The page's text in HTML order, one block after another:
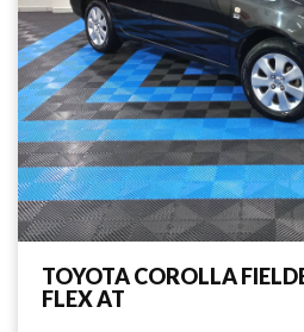
TOYOTA COROLLA
FLEX AT